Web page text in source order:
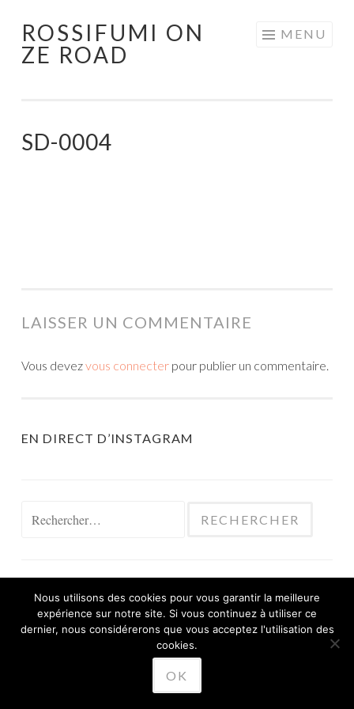
Aller
au
ROSSIFUMI ON
ZE ROAD
MENU
SD-0004
LAISSER UN COMMENTAIRE
Vous devezvous connecter pour publier un commentaire.
EN DIRECT D’INSTAGRAM
FIÈREMENT PROPULSÉ PAR WORDPRESS
THÈME SKETCH PARWORDPRESS.COM
Nous utilisons des cookies pour vous garantir la meilleure
expérience sur notre site. Si vous continuez à utiliser ce
dernier, nous considérerons que vous acceptez l'utilisation des
cookies.
OK